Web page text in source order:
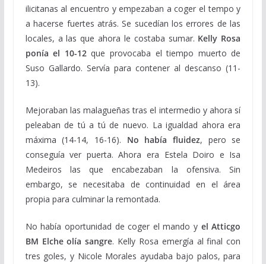
ilicitanas al encuentro y empezaban a coger el tempo y
a hacerse fuertes atrás. Se sucedían los errores de las
locales, a las que ahora le costaba sumar. Kelly Rosa
ponía el 10-12que provocaba el tiempo muerto de
Suso Gallardo. Servía para contener al descanso (11-
13).
Mejoraban las malagueñas tras el intermedio y ahora sí
peleaban de tú a tú de nuevo. La igualdad ahora era
máxima (14-14, 16-16). No había fluidez, pero se
conseguía ver puerta. Ahora era Estela Doiro e Isa
Medeiros las que encabezaban la ofensiva. Sin
embargo, se necesitaba de continuidad en el área
propia para culminar la remontada.
No había oportunidad de coger el mando y el Atticgo
BM Elche olía sangre. Kelly Rosa emergía al final con
tres goles, y Nicole Morales ayudaba bajo palos, para